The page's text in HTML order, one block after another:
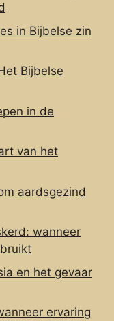
in Bijbelse zin
Bijbelse
in de
van het
aardsgezind
wanneer
en het gevaar
ervaring